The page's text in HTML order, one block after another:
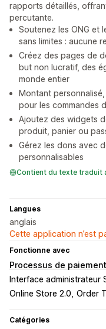
rapports détaillés,
percutante.
Soutenez les ONG et
sans limites : aucune
Créez des pages de
but non lucratif, des
monde entier
Montant
pour les commandes
Ajoutez des widgets
produit, panier ou
Gérez les dons avec
personnalisables
Contient du texte traduit
Langues
anglais
Cette application n’est
Fonctionne avec
Processus de paiement
Interface administrateur
Online Store 2.0 Order
Catégories